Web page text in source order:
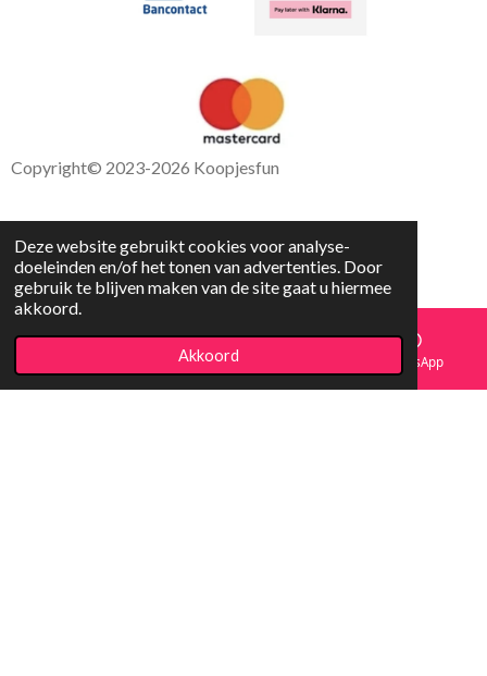
Deze website gebruikt cookies voor analyse-
doeleinden en/of het tonen van advertenties. Door
gebruik te blijven maken van de site gaat u hiermee
akkoord.
Akkoord
Copyright© 2023-2026 Koopjesfun
Facebook WhatsApp